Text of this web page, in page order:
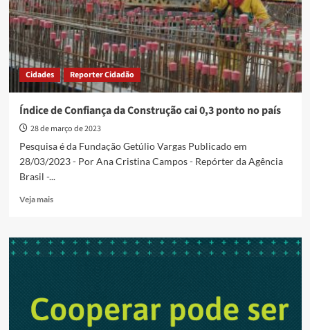
Cidades Reporter Cidadão
Índice de Confiança da Construção cai 0,3 ponto no país
28 de março de 2023
Pesquisa é da Fundação Getúlio Vargas Publicado em
28/03/2023 - Por Ana Cristina Campos - Repórter da Agência
Brasil -...
Veja maisRead
Índice
cai
0,3